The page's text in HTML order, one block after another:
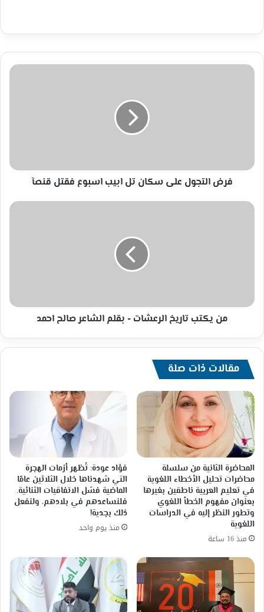
فرض
قنصآ
فرض التجول على سكان تل ابيب اسبوع فقتل قنصآ
من
احمد
من يكتب تاريخ الرعشات - بقلم الشاعر صالح احمد
مقالات ذات صلة
المحاضرة الثانية من سلسلة
محاضرات تحليل الأخطاء اللغوية
في تعليم العربية ناطقين بغيرها
بعنوان مفهوم الخطأ اللغوي
وتطور النظر إليه في الدراسات
اللغوية
منذ 16 ساعة
فؤاد عودة: تُظهر أزمات الهجرة
التي شهدناها خلال الثلاثين عامًا
الماضية فشل الاتفاقيات الثنائية.
فلنساعدهم في بلادهم، ولنفعل
ذلك بجدية!
منذ يوم واحد